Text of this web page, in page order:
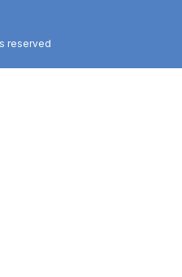
reserved